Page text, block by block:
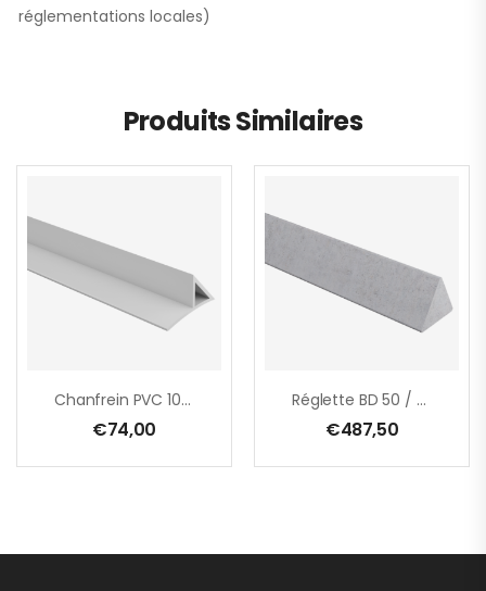
réglementations locales)
Produits Similaires
Chanfrein PVC 10/10 Avec Bord, 2.50 M, Botte De 100 M
€74,00
Réglette BD 50 / Palette
€487,50